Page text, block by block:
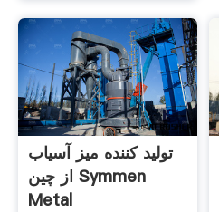
تولید کننده میز آسیاب
از چین Symmen
Metal